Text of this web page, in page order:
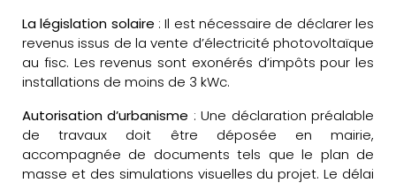
La législation solaire : Il est nécessaire de déclarer les
revenus issus de la vente d’électricité photovoltaïque
au fisc. Les revenus sont exonérés d’impôts pour les
installations de moins de 3 kWc.
Autorisation d’urbanisme : Une déclaration préalable
de travaux doit être déposée en mairie,
accompagnée de documents tels que le plan de
masse et des simulations visuelles du projet. Le délai